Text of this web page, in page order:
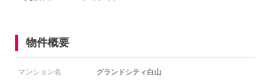
物件概要
マンション名 グランドシティ白山